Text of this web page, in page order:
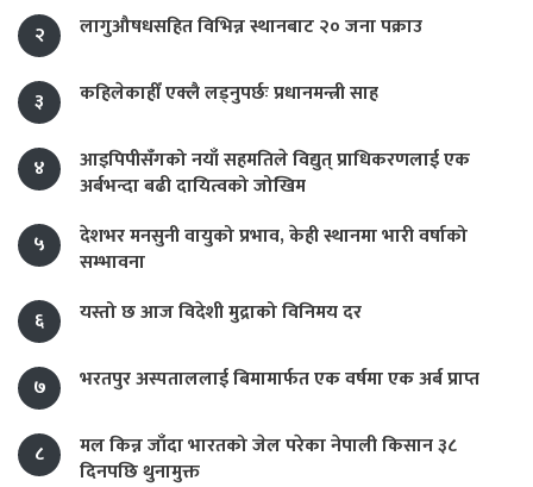
२
लागुऔषधसहित विभिन्न स्थानबाट २० जना पक्राउ
३ कहिलेकाहीँ एक्लै लड्नुपर्छः प्रधानमन्त्री साह
४
आइपिपीसँगको नयाँ सहमतिले विद्युत् प्राधिकरणलाई एक
अर्बभन्दा बढी दायित्वको जोखिम
५
देशभर मनसुनी वायुको प्रभाव, केही स्थानमा भारी वर्षाको
सम्भावना
६
यस्तो छ आज विदेशी मुद्राको विनिमय दर
७ भरतपुर अस्पताललाई बिमामार्फत एक वर्षमा एक अर्ब प्राप्त
८
मल किन्न जाँदा भारतको जेल परेका नेपाली किसान ३८
दिनपछि थुनामुक्त